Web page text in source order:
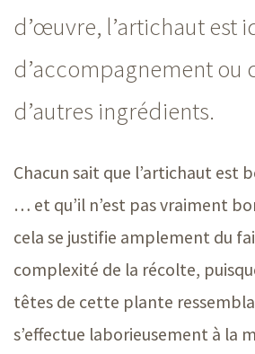
d’œuvre, l’artichaut est
d’accompagnement ou
d’autres ingrédients.
Chacun sait que l’artichaut est
… et qu’il n’est pas vraiment
cela se justifie amplement du
complexité de la récolte,
têtes de cette plante
s’effectue laborieusement à la